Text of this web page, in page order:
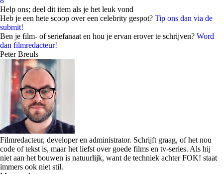
Help ons; deel dit item als je het leuk vond
Heb je een hete scoop over een celebrity gespot? Tip ons dan via de
submit!
Ben je film- of seriefanaat en hou je ervan erover te schrijven? Word
dan filmredacteur!
Peter Breuls
Filmredacteur, developer en administrator. Schrijft graag, of het nou
code of tekst is, maar het liefst over goede films en tv-series. Als hij
niet aan het bouwen is natuurlijk, want de techniek achter FOK! staat
immers ook niet stil.